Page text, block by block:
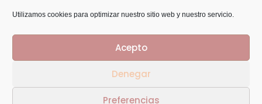
Utilizamos cookies para optimizar nuestro sitio web y nuestro servicio.
Acepto
Denegar
Preferencias
© Copyright 2014GTaracido. Todos los derechos
reservados